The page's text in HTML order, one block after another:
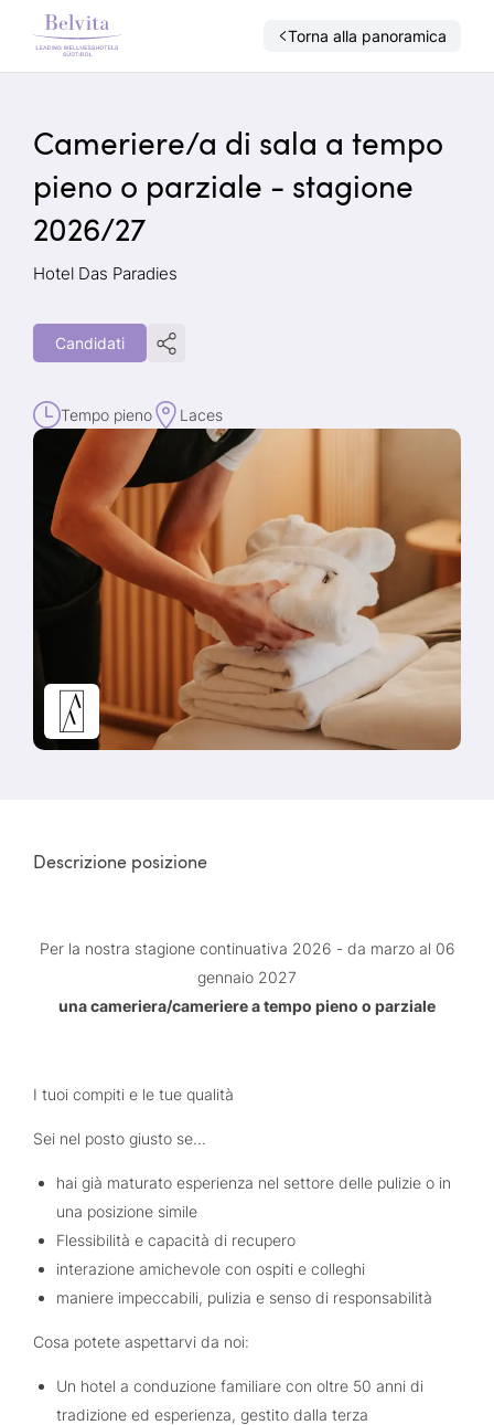
Torna alla panoramica
Cameriere/a di sala a tempo
pieno o parziale - stagione
2026/27
Hotel Das Paradies
Candidati
Tempo pieno Laces
Descrizione posizione
Per la nostra stagione continuativa 2026 - da marzo al 06
gennaio 2027
una cameriera/cameriere a tempo pieno o parziale
I tuoi compiti e le tue qualità
Sei nel posto giusto se...
hai già maturato esperienza nel settore delle pulizie o in
una posizione simile
Flessibilità e capacità di recupero
interazione amichevole con ospiti e colleghi
maniere impeccabili, pulizia e senso di responsabilità
Cosa potete aspettarvi da noi:
Un hotel a conduzione familiare con oltre 50 anni di
tradizione ed esperienza, gestito dalla terza